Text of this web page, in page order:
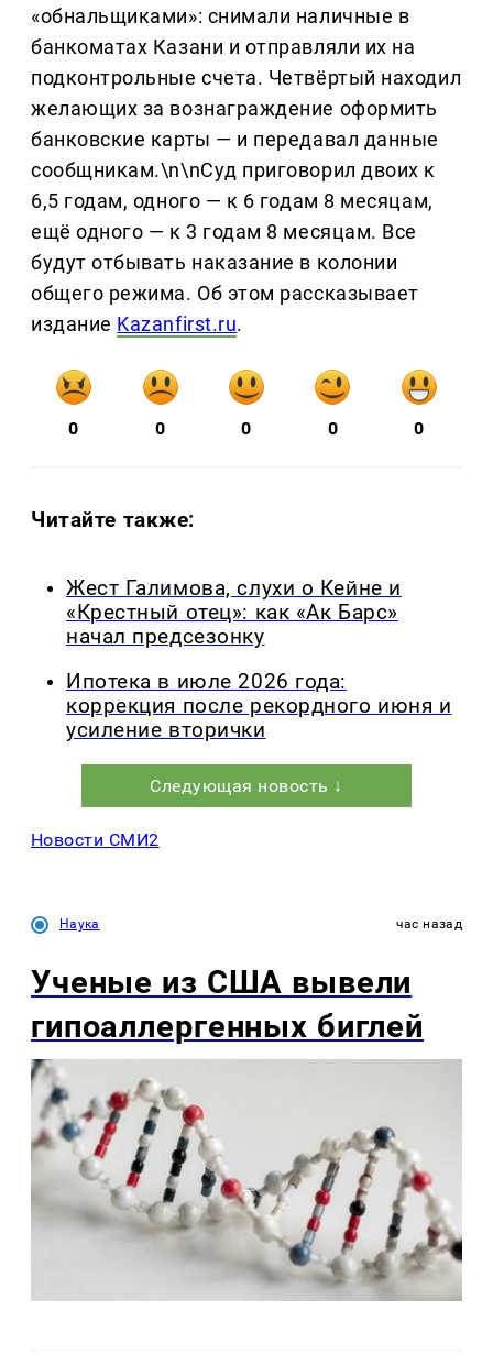
«обнальщиками»: снимали наличные в
банкоматах Казани и отправляли их на
подконтрольные счета. Четвёртый находил
желающих за вознаграждение оформить
банковские карты — и передавал данные
сообщникам.\n\nСуд приговорил двоих к
6,5 годам, одного — к 6 годам 8 месяцам,
ещё одного — к 3 годам 8 месяцам. Все
будут отбывать наказание в колонии
общего режима. Об этом рассказывает
издание Kazanfirst.ru.
0 0 0 0 0
Читайте также:
Жест Галимова, слухи о Кейне и
«Крестный отец»: как «Ак Барс»
начал предсезонку
Ипотека в июле 2026 года:
коррекция после рекордного июня и
усиление вторички
Следующая новость ↓
Новости СМИ2
Наука час назад
Ученые из США вывели
гипоаллергенных биглей